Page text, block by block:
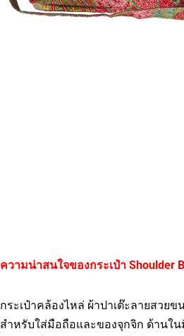
ความน่าสนใจของกระเป๋า Shoulder
กระเป๋าคล้องไหล่ ผ้าปาเต๊ะลายสว
สำหรับใส่มือถือและของจุกจิก ด้านใน